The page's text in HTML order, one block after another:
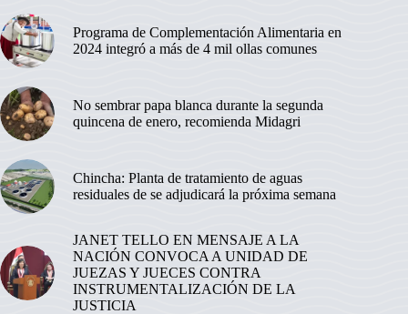
Programa de Complementación Alimentaria en
2024 integró a más de 4 mil ollas comunes
No sembrar papa blanca durante la segunda
quincena de enero, recomienda Midagri
Chincha: Planta de tratamiento de aguas
residuales de se adjudicará la próxima semana
JANET TELLO EN MENSAJE A LA
NACIÓN CONVOCA A UNIDAD DE
JUEZAS Y JUECES CONTRA
INSTRUMENTALIZACIÓN DE LA
JUSTICIA